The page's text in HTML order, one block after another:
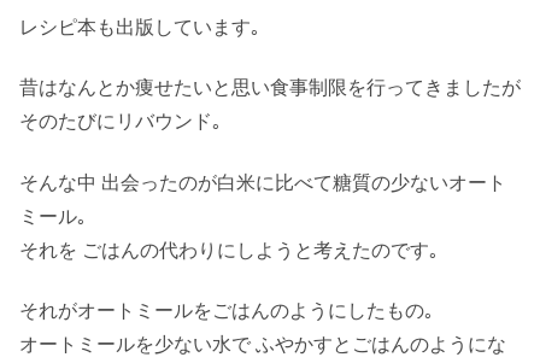
レシピ本も出版しています｡
昔はなんとか痩せたいと思い食事制限を行ってきましたが
そのたびにリバウンド｡
そんな中 出会ったのが白米に比べて糖質の少ないオート
ミール｡
それを ごはんの代わりにしようと考えたのです｡
それがオートミールをごはんのようにしたもの｡
オートミールを少ない水で ふやかすとごはんのようにな